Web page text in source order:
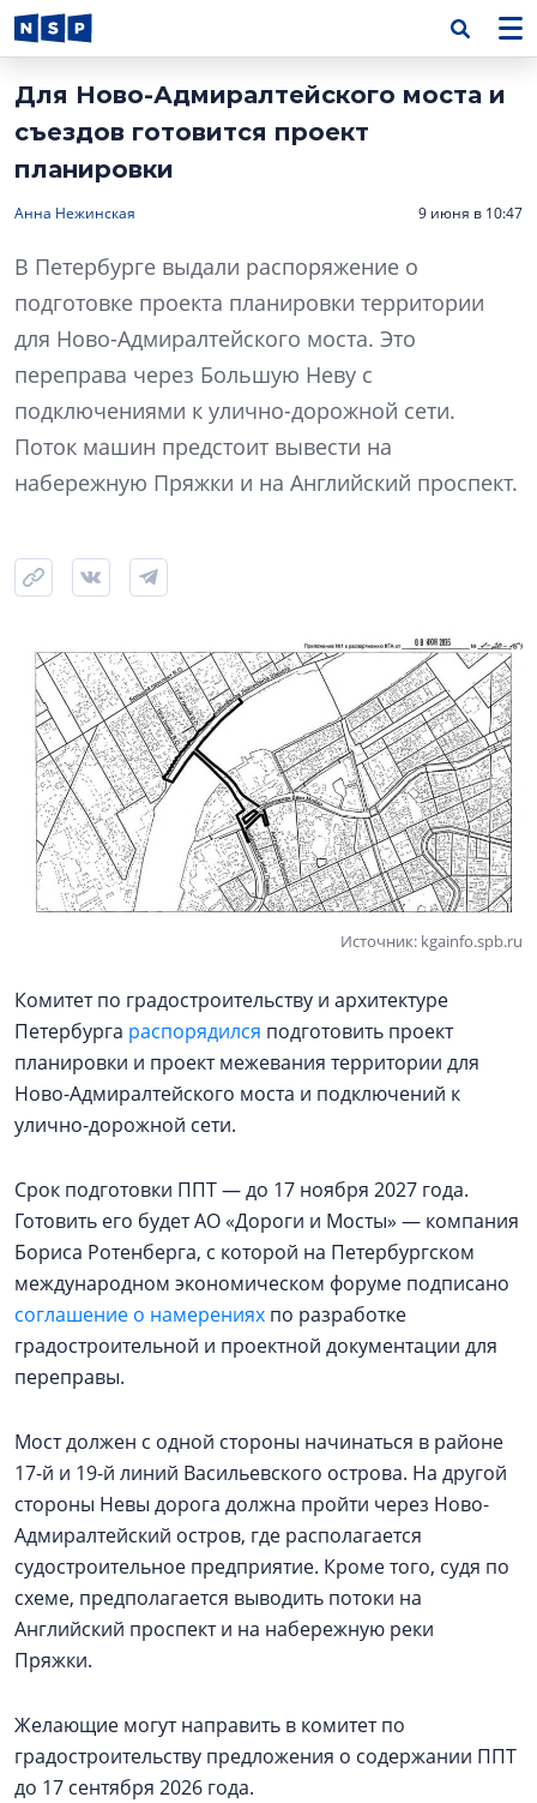
Для Ново-Адмиралтейского моста и
съездов готовится проект
планировки
Анна Нежинская 9 июня в 10:47
В Петербурге выдали распоряжение о
подготовке проекта планировки территории
для Ново-Адмиралтейского моста. Это
переправа через Большую Неву с
подключениями к улично-дорожной сети.
Поток машин предстоит вывести на
набережную Пряжки и на Английский проспект.
Источник: kgainfo.spb.ru
Комитет по градостроительству и архитектуре
Петербурга распорядился подготовить проект
планировки и проект межевания территории для
Ново-Адмиралтейского моста и подключений к
улично-дорожной сети.
Срок подготовки ППТ — до 17 ноября 2027 года.
Готовить его будет АО «Дороги и Мосты» — компания
Бориса Ротенберга, с которой на Петербургском
международном экономическом форуме подписано
соглашение о намерениях по разработке
градостроительной и проектной документации для
переправы.
Мост должен с одной стороны начинаться в районе
17-й и 19-й линий Васильевского острова. На другой
стороны Невы дорога должна пройти через Ново-
Адмиралтейский остров, где располагается
судостроительное предприятие. Кроме того, судя по
схеме, предполагается выводить потоки на
Английский проспект и на набережную реки
Пряжки.
Желающие могут направить в комитет по
градостроительству предложения о содержании ППТ
до 17 сентября 2026 года.